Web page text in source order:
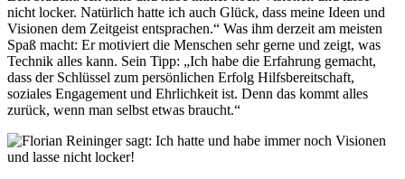
nicht locker. Natürlich hatte ich auch Glück, dass meine Ideen und
Visionen dem Zeitgeist entsprachen.“ Was ihm derzeit am meisten
Spaß macht: Er motiviert die Menschen sehr gerne und zeigt, was
Technik alles kann. Sein Tipp: „Ich habe die Erfahrung gemacht,
dass der Schlüssel zum persönlichen Erfolg Hilfsbereitschaft,
soziales Engagement und Ehrlichkeit ist. Denn das kommt alles
zurück, wenn man selbst etwas braucht.“